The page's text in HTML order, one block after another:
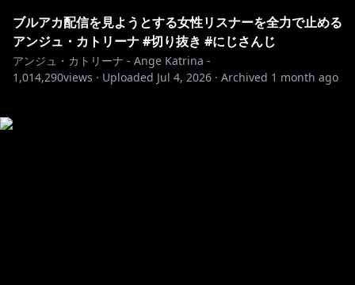
ブルアカ配信を見ようとする女性リスナーを全力で止める
アンジュ・カトリーナ #切り抜き #にじさんじ
アンジュ・カトリーナ - Ange Katrina -
1,014,290views · Uploaded Jul 4, 2026 · Archived 1 month ago